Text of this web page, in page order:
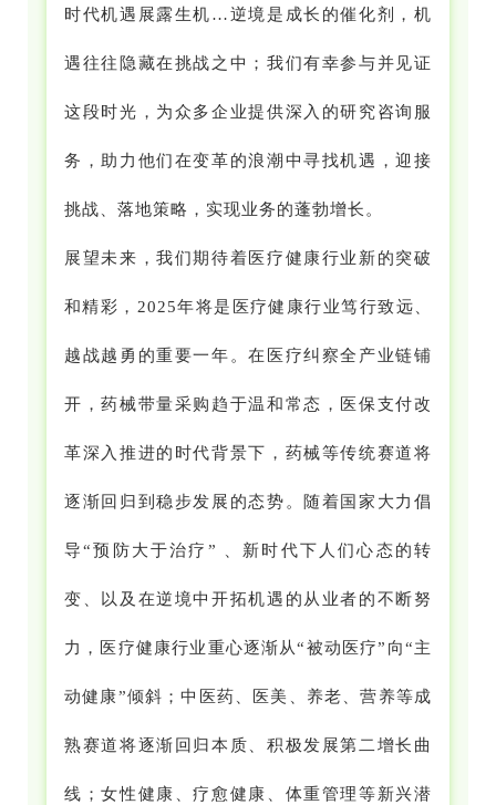
时代机遇展露生机…逆境是成长的催化剂，机
遇往往隐藏在挑战之中；我们有幸参与并见证
这段时光，为众多企业提供深入的研究咨询服
务，助力他们在变革的浪潮中寻找机遇，迎接
挑战、落地策略，实现业务的蓬勃增长。
展望未来，我们期待着医疗健康行业新的突破
和精彩，2025年将是医疗健康行业笃行致远、
越战越勇的重要一年。在医疗纠察全产业链铺
开，药械带量采购趋于温和常态，医保支付改
革深入推进的时代背景下，药械等传统赛道将
逐渐回归到稳步发展的态势。随着国家大力倡
导“预防大于治疗” 、新时代下人们心态的转
变、以及在逆境中开拓机遇的从业者的不断努
力，医疗健康行业重心逐渐从“被动医疗”向“主
动健康”倾斜；中医药、医美、养老、营养等成
熟赛道将逐渐回归本质、积极发展第二增长曲
线；女性健康、疗愈健康、体重管理等新兴潜